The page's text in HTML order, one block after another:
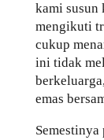
kami susun
mengikuti
cukup
ini tidak
emas